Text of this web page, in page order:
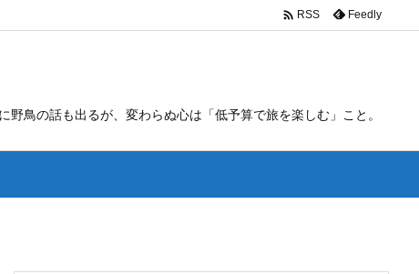
鳥の話も出るが、変わらぬ心は「低予算で旅を楽しむ」こと。
 RSS Feedly